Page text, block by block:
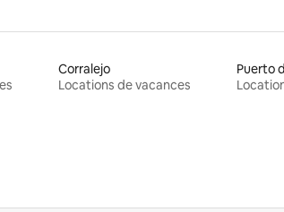
Corralejo
Locations de vacances
Puerto